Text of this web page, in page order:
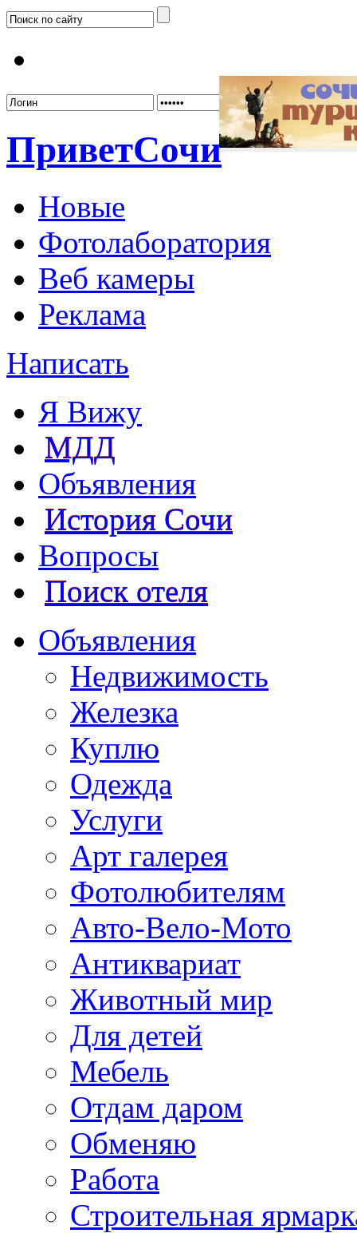
ПриветСочи
Новые
Фотолаборатория
Веб камеры
Реклама
Написать
Я Вижу
МДД
Объявления
История Сочи
Вопросы
Поиск отеля
Объявления
Недвижимость
Железка
Куплю
Одежда
Услуги
Арт галерея
Фотолюбителям
Авто-Вело-Мото
Антиквариат
Животный мир
Для детей
Мебель
Отдам даром
Обменяю
Работа
Строительная